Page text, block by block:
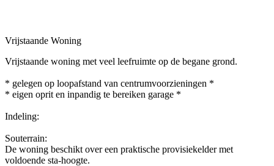
Vrijstaande Woning
Vrijstaande woning met veel leefruimte op de begane grond.
* gelegen op loopafstand van centrumvoorzieningen *
* eigen oprit en inpandig te bereiken garage *
Indeling:
Souterrain:
De woning beschikt over een praktische provisiekelder met
voldoende sta-hoogte.